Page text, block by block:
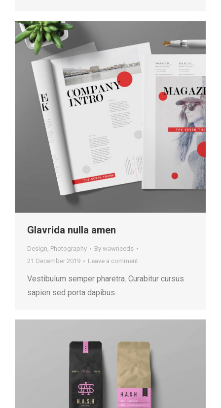
Glavrida nulla amen
Design, Photography By wawneeds
21 December 2019
Leave a comment
Vestibulum semper pharetra. Curabitur cursus
sapien sed porta dapibus.